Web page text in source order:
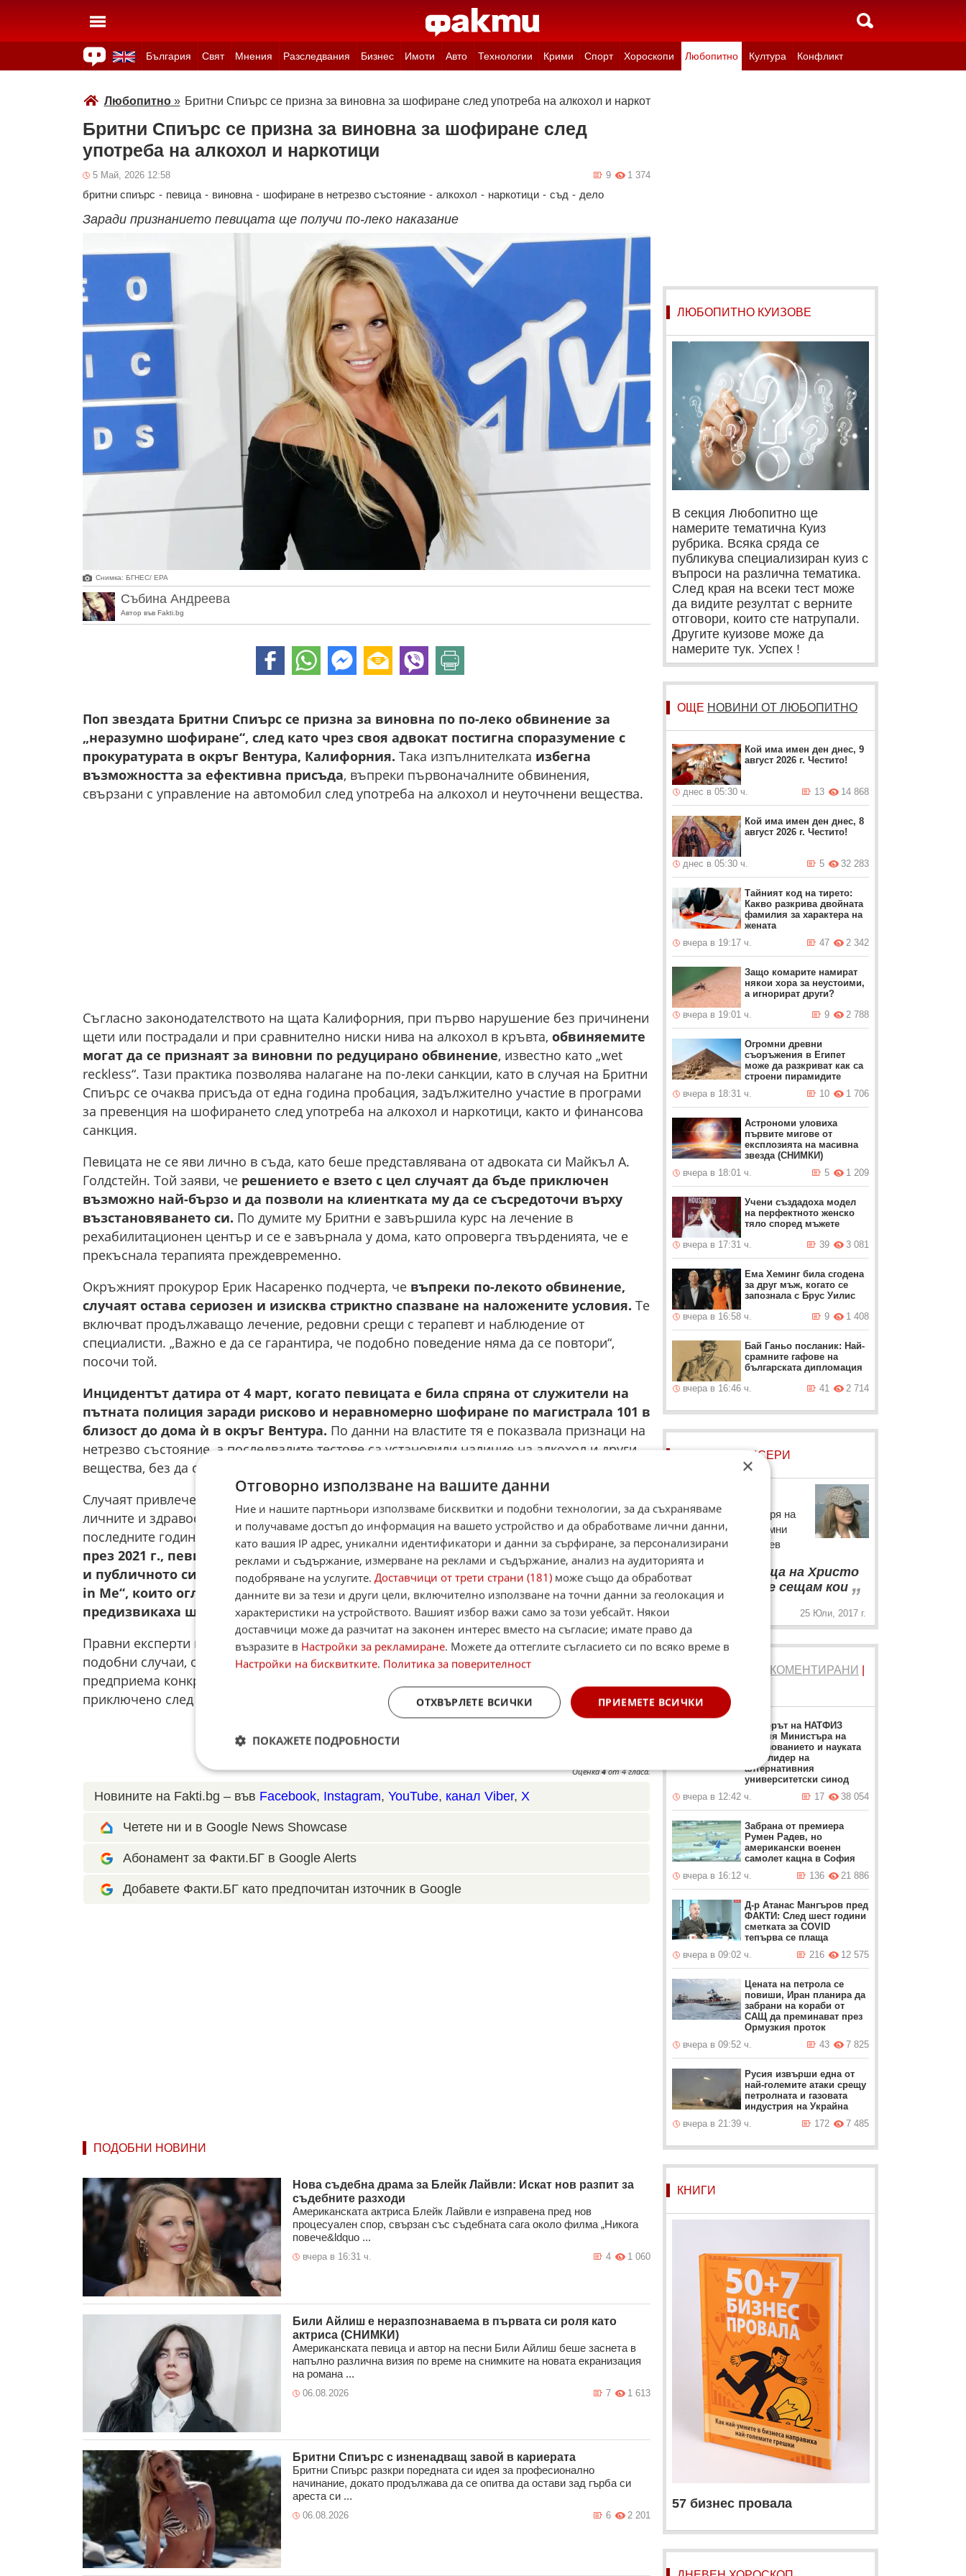
България Свят Мнения Разследвания Бизнес Имоти Авто Технологии Крими Спорт Хороскопи Любопитно Култура Конфликт
Любопитно» Бритни Спиърс се призна за виновна за шофиране след употреба на алкохол и наркотици
Бритни Спиърс се призна за виновна за шофиране след
употреба на алкохол и наркотици
5 Май, 2026 12:58 1 374
9
бритни спиърс - певица - виновна - шофиране в нетрезво състояние - алкохол - наркотици - съд - дело
Заради признанието певицата ще получи по-леко наказание
Снимка: БГНЕС/ EPA
Събина Андреева
Автор във Fakti.bg
Поп звездата Бритни Спиърс се призна за виновна по по-леко обвинение за
„неразумно шофиране“, след като чрез своя адвокат постигна споразумение с
прокуратурата в окръг Вентура, Калифорния. Така изпълнителката избегна
възможността за ефективна присъда, въпреки първоначалните обвинения,
свързани с управление на автомобил след употреба на алкохол и неуточнени вещества.
Съгласно законодателството на щата Калифорния, при първо нарушение без причинени
щети или пострадали и при сравнително ниски нива на алкохол в кръвта, обвиняемите
могат да се признаят за виновни по редуцирано обвинение, известно като „wet
reckless“. Тази практика позволява налагане на по-леки санкции, като в случая на Бритни
Спиърс се очаква присъда от една година пробация, задължително участие в програми
за превенция на шофирането след употреба на алкохол и наркотици, както и финансова
санкция.
Певицата не се яви лично в съда, като беше представлявана от адвоката си Майкъл А.
Голдстейн. Той заяви, че решението е взето с цел случаят да бъде приключен
възможно най-бързо и да позволи на клиентката му да се съсредоточи върху
възстановяването си. По думите му Бритни е завършила курс на лечение в
рехабилитационен център и се е завърнала у дома, като опроверга твърденията, че е
прекъснала терапията преждевременно.
Окръжният прокурор Ерик Насаренко подчерта, че въпреки по-лекото обвинение,
случаят остава сериозен и изисква стриктно спазване на наложените условия. Те
включват продължаващо лечение, редовни срещи с терапевт и наблюдение от
специалисти. „Важно е да се гарантира, че подобно поведение няма да се повтори“,
посочи той.
Инцидентът датира от 4 март, когато певицата е била спряна от служители на
пътната полиция заради рисково и неравномерно шофиране по магистрала 101 в
близост до дома ѝ в окръг Вентура. По данни на властите тя е показвала признаци на
нетрезво състояние, а последвалите тестове са установили наличие на алкохол и други
вещества, без да се уточняват конкретни стойности или видове.
Случаят привлече засилен медиен интерес, като се вписва в по-широкия контекст на
личните и здравословни предизвикателства, през които Спиърс преминава през
последните години.
След прекратяването на дългогодишното ѝ попечителство
през 2021 г., певицата постепенно възстановява професионалната си активност
и публичното си присъствие, като през 2023 г. издаде мемоарите си „The Woman
in Me“, които оглавиха класациите за нехудожествена литература и
предизвикаха широк обществен отзвук.
Правни експерти коментират, че постигнатото споразумение е стандартна практика при
подобни случаи, особено когато обвиняемият съдейства на разследването и
предприема конкретни стъпки за лечение. Очаква се делото да бъде окончателно
приключено след изпълнение на наложените мерки.
Оценка4от4гласа.
Новините на Fakti.bg – във Facebook, Instagram, YouTube, канал Viber, X
Четете ни и в Google News Showcase
Абонамент за Факти.БГ в Google Alerts
Добавете Факти.БГ като предпочитан източник в Google
ПОДОБНИ НОВИНИ
Нова съдебна драма за Блейк Лайвли: Искат нов разпит за
съдебните разходи
Американската актриса Блейк Лайвли е изправена пред нов
процесуален спор, свързан със съдебната сага около филма „Никога
повече&ldquo ...
вчера в 16:31 ч. 1 060
4
Били Айлиш е неразпознаваема в първата си роля като
актриса (СНИМКИ)
Американската певица и автор на песни Били Айлиш беше заснета в
напълно различна визия по време на снимките на новата екранизация
на романа ...
06.08.2026 1 613
7
Бритни Спиърс с изненадващ завой в кариерата
Бритни Спиърс разкри поредната си идея за професионално
начинание, докато продължава да се опитва да остави зад гърба си
ареста си ...
06.08.2026 2 201
6
ЛЮБОПИТНО КУИЗОВЕ
В секция Любопитно ще
намерите тематична Куиз
рубрика. Всяка сряда се
публикува специализиран куиз с
въпроси на различна тематика.
След края на всеки тест може
да видите резултат с верните
отговори, които сте натрупали.
Другите куизове може да
намерите тук. Успех !
ОЩЕ НОВИНИ ОТ ЛЮБОПИТНО
Кой има имен ден днес, 9
август 2026 г. Честито!
днес в 05:30 ч. 14 868
13
Кой има имен ден днес, 8
август 2026 г. Честито!
днес в 05:30 ч. 32 283
5
Тайният код на тирето:
Какво разкрива двойната
фамилия за характера на
жената
вчера в 19:17 ч.
2 342
47
Защо комарите намират
някои хора за неустоими,
а игнорират други?
вчера в 19:01 ч.
2 788
9
Огромни древни
съоръжения в Египет
може да разкриват как са
строени пирамидите
вчера в 18:31 ч.
1 706
10
Астрономи уловиха
първите мигове от
експлозията на масивна
звезда (СНИМКИ)
вчера в 18:01 ч.
1 209
5
Учени създадоха модел
на перфектното женско
тяло според мъжете
вчера в 17:31 ч.
3 081
39
Ема Хеминг била сгодена
за друг мъж, когато се
запознала с Брус Уилис
вчера в 16:58 ч.
1 408
9
Бай Ганьо посланик: Най-
срамните гафове на
българската дипломация
вчера в 16:46 ч.
2 714
41
ЛОВЦИ НА БИСЕРИ
14-годишната дъщеря на
Орхан Мурад не помни
какво е чела от Ботев
“ Чела съм неща на Христо
Ботев, но не се сещам кои „
25 Юли, 2017 г.
КОМЕНТИРАНИ
НОВИ
Ректорът на НАТФИЗ
заменя Министъра на
образованието и науката
като лидер на
алтернативния
университетски синод
вчера в 12:42 ч.
38 054
17
Забрана от премиера
Румен Радев, но
американски военен
самолет кацна в София
вчера в 16:12 ч.
21 886
136
Д-р Атанас Мангъров пред
ФАКТИ: След шест години
сметката за COVID
тепърва се плаща
вчера в 09:02 ч.
12 575
216
Цената на петрола се
повиши, Иран планира да
забрани на кораби от
САЩ да преминават през
Ормузкия проток
вчера в 09:52 ч.
7 825
43
Русия извърши една от
най-големите атаки срещу
петролната и газовата
индустрия на Украйна
вчера в 21:39 ч.
7 485
172
КНИГИ
57 бизнес провала
×
Отговорно използване на вашите данни
Ние и нашите партньори използваме бисквитки и подобни технологии, за да съхраняваме
и получаваме достъп до информация на вашето устройство и да обработваме лични данни,
като вашия IP адрес, уникални идентификатори и данни за сърфиране, за персонализирани
реклами и съдържание, измерване на реклами и съдържание, анализ на аудиторията и
подобряване на услугите. Доставчици от трети страни (181) може също да обработват
данните ви за тези и други цели, включително използване на точни данни за геолокация и
характеристики на устройството. Вашият избор важи само за този уебсайт. Някои
доставчици може да разчитат на законен интерес вместо на съгласие; имате право да
възразите в Настройки за рекламиране. Можете да оттеглите съгласието си по всяко време в
Настройки на бисквитките. Политика за поверителност
ПРИЕМЕТЕ ВСИЧКИ
ОТХВЪРЛЕТЕ ВСИЧКИ
ПОКАЖЕТЕ ПОДРОБНОСТИ